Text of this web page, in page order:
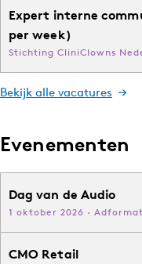
Expert interne
per week)
Stichting CliniClowns
Bekijk alle vacatures
Evenementen
Dag van de Audio
1 oktober 2026 ·
CMO Retail